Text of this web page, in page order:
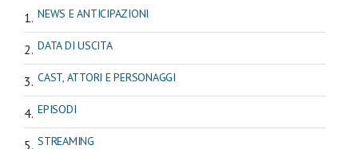
NEWS E ANTICIPAZIONI
DATA DI USCITA
CAST, ATTORI E PERSONAGGI
EPISODI
STREAMING